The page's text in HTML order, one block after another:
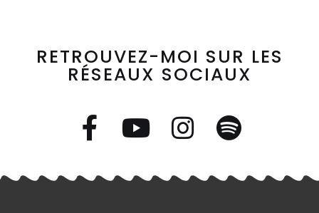
RETROUVEZ-MOI SUR LES
RÉSEAUX SOCIAUX